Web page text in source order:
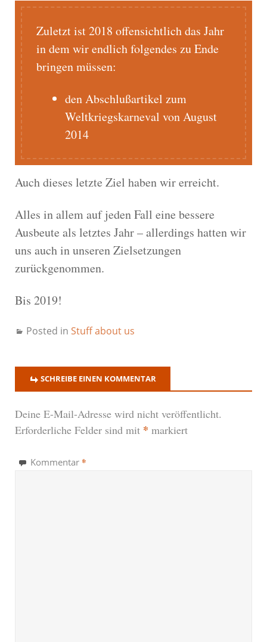
Zuletzt ist 2018 offensichtlich das Jahr
in dem wir endlich folgendes zu Ende
bringen müssen:
den Abschlußartikel zum
Weltkriegskarneval von August
2014
Auch dieses letzte Ziel haben wir erreicht.
Alles in allem auf jeden Fall eine bessere
Ausbeute als letztes Jahr – allerdings hatten wir
uns auch in unseren Zielsetzungen
zurückgenommen.
Bis 2019!
Posted in Stuff about us
SCHREIBE EINEN KOMMENTAR
Deine E-Mail-Adresse wird nicht veröffentlicht.
Erforderliche Felder sind mit * markiert
Kommentar *